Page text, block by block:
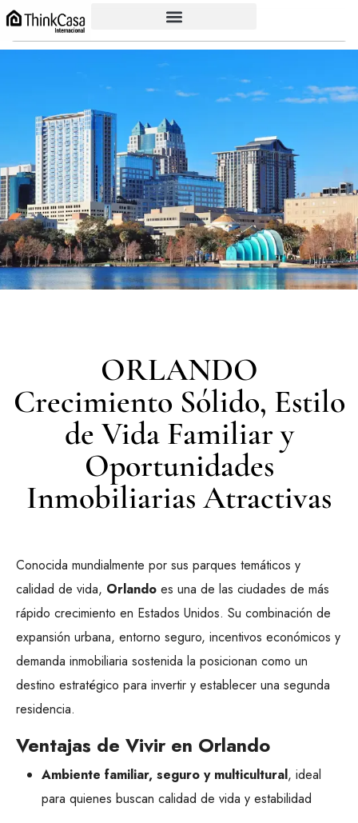
ORLANDO
Crecimiento Sólido, Estilo
de Vida Familiar y
Oportunidades
Inmobiliarias Atractivas
Conocida mundialmente por sus parques temáticos y
calidad de vida, Orlando es una de las ciudades de más
rápido crecimiento en Estados Unidos. Su combinación de
expansión urbana, entorno seguro, incentivos económicos y
demanda inmobiliaria sostenida la posicionan como un
destino estratégico para invertir y establecer una segunda
residencia.
Ventajas de Vivir en Orlando
Ambiente familiar, seguro y multicultural, ideal
para quienes buscan calidad de vida y estabilidad